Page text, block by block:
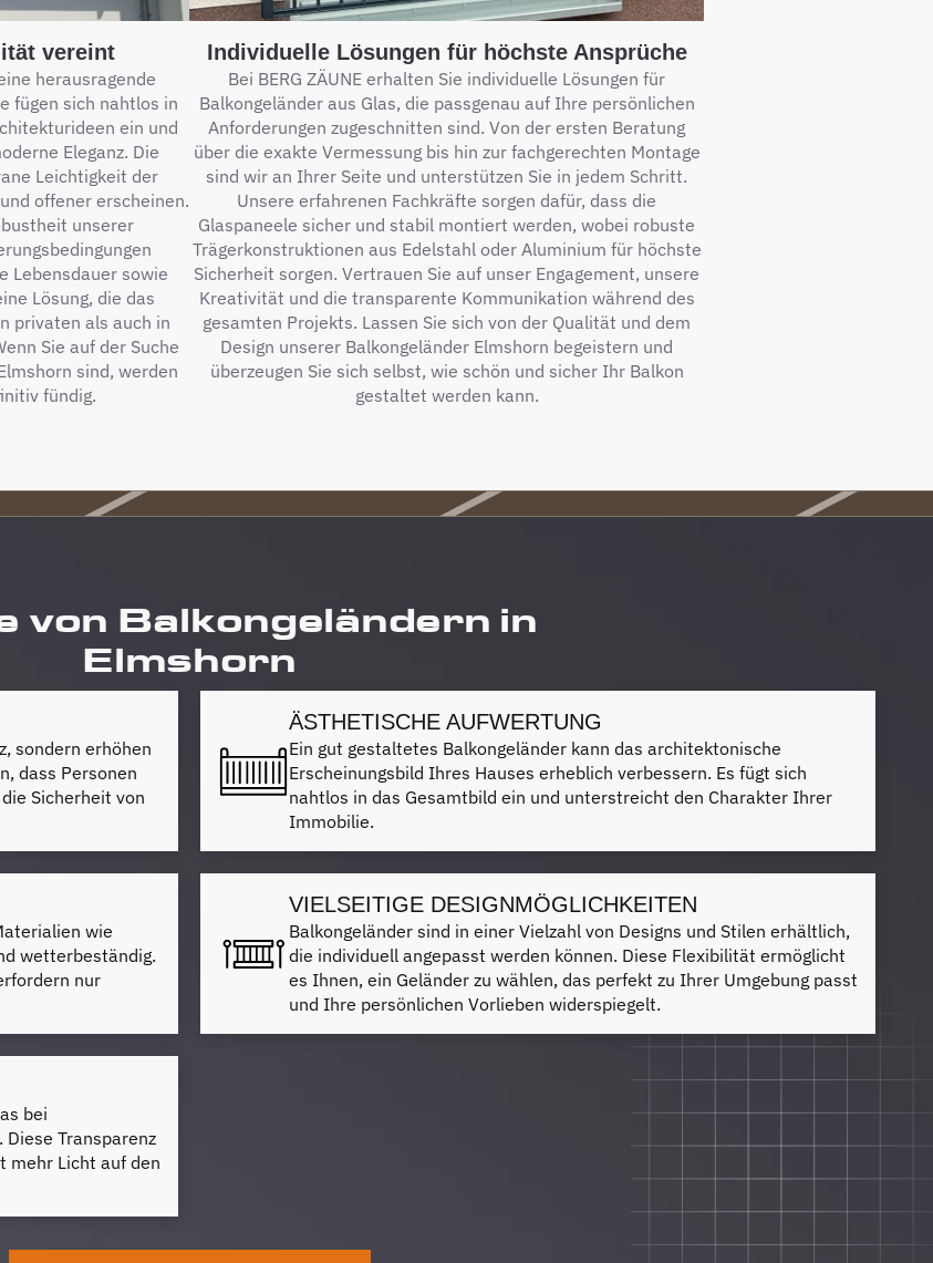
vereint
herausragende
fügen sich nahtlos in
ein und
Eleganz. Die
Leichtigkeit der
offener erscheinen.
unserer
Lebensdauer sowie
Lösung, die das
privaten als auch in
Sie auf der Suche
sind, werden
fündig.
Individuelle Lösungen für höchste Ansprüche
Bei BERG ZÄUNE erhalten Sie individuelle Lösungen für
Balkongeländer aus Glas, die passgenau auf Ihre persönlichen
Anforderungen zugeschnitten sind. Von der ersten Beratung
über die exakte Vermessung bis hin zur fachgerechten Montage
sind wir an Ihrer Seite und unterstützen Sie in jedem Schritt.
Unsere erfahrenen Fachkräfte sorgen dafür, dass die
Glaspaneele sicher und stabil montiert werden, wobei robuste
Trägerkonstruktionen aus Edelstahl oder Aluminium für höchste
Sicherheit sorgen. Vertrauen Sie auf unser Engagement, unsere
Kreativität und die transparente Kommunikation während des
gesamten Projekts. Lassen Sie sich von der Qualität und dem
Design unserer Balkongeländer Elmshorn begeistern und
überzeugen Sie sich selbst, wie schön und sicher Ihr Balkon
gestaltet werden kann.
von Balkongeländern in
Elmshorn
sondern erhöhen
dass Personen
Sicherheit von
ÄSTHETISCHE AUFWERTUNG
Ein gut gestaltetes Balkongeländer kann das architektonische
Erscheinungsbild Ihres Hauses erheblich verbessern. Es fügt sich
nahtlos in das Gesamtbild ein und unterstreicht den Charakter Ihrer
Immobilie.
wie
wetterbeständig.
nur
VIELSEITIGE DESIGNMÖGLICHKEITEN
Balkongeländer sind in einer Vielzahl von Designs und Stilen erhältlich,
die individuell angepasst werden können. Diese Flexibilität ermöglicht
es Ihnen, ein Geländer zu wählen, das perfekt zu Ihrer Umgebung passt
und Ihre persönlichen Vorlieben widerspiegelt.
bei
Transparenz
mehr Licht auf den